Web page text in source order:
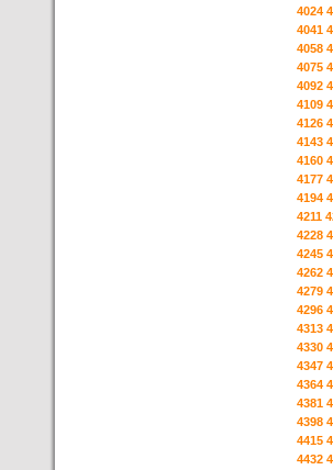
4024
4041
4058
4075
4092
4109
4126
4143
4160
4177
4194
4211
4228
4245
4262
4279
4296
4313
4330
4347
4364
4381
4398
4415
4432